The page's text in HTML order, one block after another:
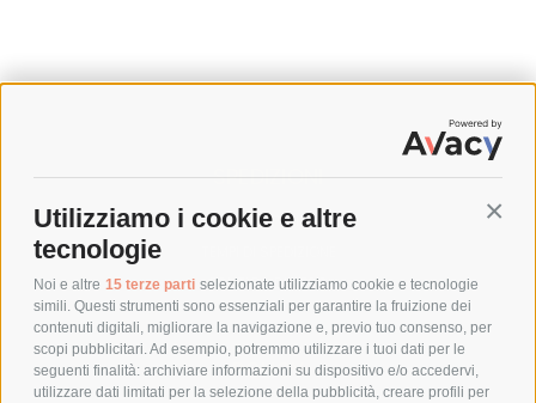
Utilizziamo i cookie e altre
tecnologie
Noi e altre 15 terze parti selezionate utilizziamo cookie e tecnologie
simili. Questi strumenti sono essenziali per garantire la fruizione dei
contenuti digitali, migliorare la navigazione e, previo tuo consenso, per
scopi pubblicitari. Ad esempio, potremmo utilizzare i tuoi dati per le
seguenti finalità: archiviare informazioni su dispositivo e/o accedervi,
utilizzare dati limitati per la selezione della pubblicità, creare profili per
SPEDIZIONI
COSTI DI SPEDIZIONE
POLITICA DI RESO
POLICY